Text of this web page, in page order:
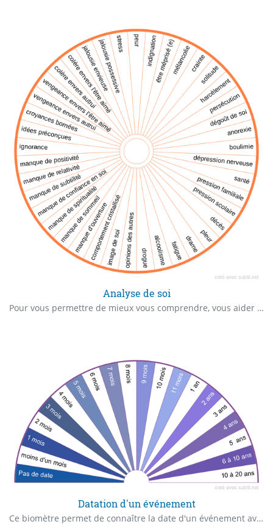
Analyse de soi
Pour vous permettre de mieux vous comprendre, vous aider à être plus serein(ne) donc heureux(se). De pourvoir aider d'autres personnes
Datation d'un événement
Ce biomètre permet de connaître la date d'un événement avec précision.